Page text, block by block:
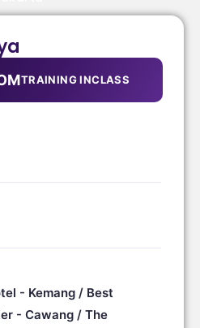
TRAINING INCLASS
- Kemang / Best
- Cawang / The